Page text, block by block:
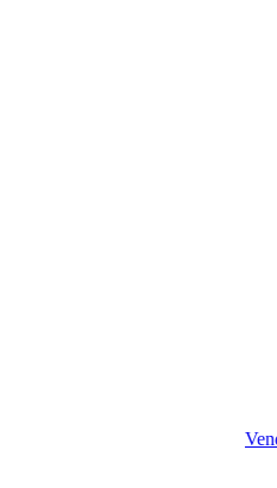
Venda de veículos